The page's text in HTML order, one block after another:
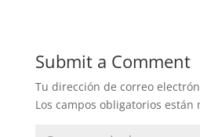
Submit a Comment
Tu dirección de correo
Los campos obligatorios están